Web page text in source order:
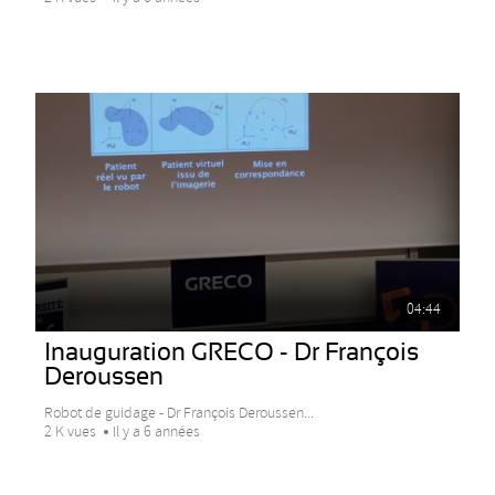
04:44
Inauguration GRECO - Dr François
Deroussen
Robot de guidage - Dr François Deroussen...
2 K vues
Il y a 6 années